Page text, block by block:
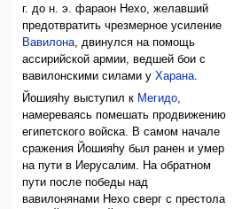
г. до н. э. фараон Нехо, желавший
предотвратить чрезмерное усиление
Вавилона, двинулся на помощь
ассирийской армии, ведшей бои с
вавилонскими силами уХарана.
Йошияhу выступил к Мегидо,
намереваясь помешать продвижению
египетского войска. В самом начале
сражения Йошияhу был ранен и умер
на пути в Иерусалим. На обратном
пути после победы над
вавилонянами Нехо сверг с престола